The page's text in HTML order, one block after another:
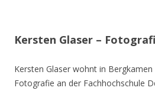
Kersten Glaser –
Kersten Glaser wohnt in
Fotografie an der Fachhochschule